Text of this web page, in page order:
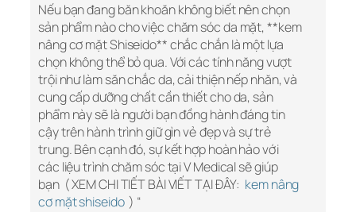
Nếu bạn đang băn khoăn không biết nên chọn
sản phẩm nào cho việc chăm sóc da mặt, **kem
nâng cơ mặt Shiseido** chắc chắn là một lựa
chọn không thể bỏ qua. Với các tính năng vượt
trội như làm săn chắc da, cải thiện nếp nhăn, và
cung cấp dưỡng chất cần thiết cho da, sản
phẩm này sẽ là người bạn đồng hành đáng tin
cậy trên hành trình giữ gìn vẻ đẹp và sự trẻ
trung. Bên cạnh đó, sự kết hợp hoàn hảo với
các liệu trình chăm sóc tại V Medical sẽ giúp
bạn ( XEM CHI TIẾT BÀI VIẾT TẠI ĐÂY: kem nâng
cơ mặt shiseido) “